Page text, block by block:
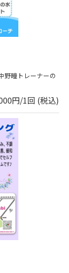
野瞳トレーナーの
円/1回 (税込)